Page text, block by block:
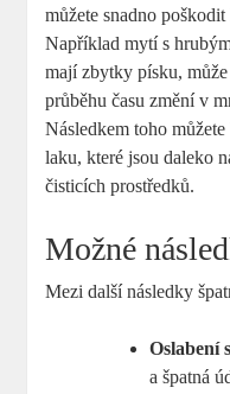
můžete snadno
Například mytí s
mají zbytky písku,
průběhu času změní v
Následkem toho
laku, které jsou daleko
čisticích prostředků.
Možné
Mezi další následky
Oslabení
a špatná